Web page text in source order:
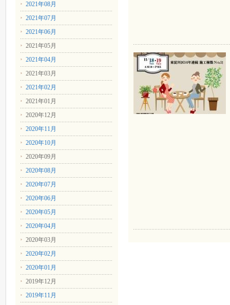
2021年08月
2021年07月
2021年06月
2021年05月
2021年04月
2021年03月
2021年02月
2021年01月
2020年12月
2020年11月
2020年10月
2020年09月
2020年08月
2020年07月
2020年06月
2020年05月
2020年04月
2020年03月
2020年02月
2020年01月
2019年12月
2019年11月